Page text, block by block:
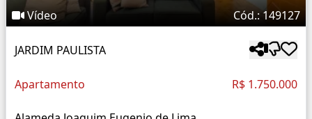
Vídeo Cód.: 149127
JARDIM PAULISTA
Apartamento R$ 1.750.000